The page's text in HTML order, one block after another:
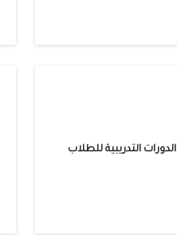
الدورات التدريبية للطلاب